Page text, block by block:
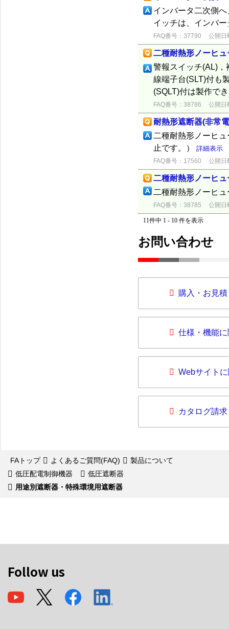
インバータ二次側
イッチは、インバ
FAQ番号：37790 公開日
二種耐熱形ノーヒ
警報スイッチ(AL)
線端子台(SLT)付も
(SQLT)付は製作で
FAQ番号：38786 公開日
耐熱形遮断器(非常
二種耐熱形ノーヒ
止です。） 詳細表示
FAQ番号：17560 公開日
二種耐熱形ノーヒ
二種耐熱形ノーヒ
FAQ番号：38785 公開日
11件中 1 - 10 件を表示
お問い合わせ
購入・お見
仕様・機能
Webサイト
カタログ請求
FAトップ よくあるご質問(FAQ)
製品について
低圧配電制御機器
低圧遮断器
用途別遮断器・特殊環境用遮断器
Follow us